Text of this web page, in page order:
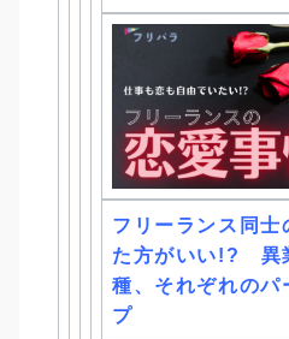
フリーランス同士
た方がいい!? 異
種、それぞれのパ
プ